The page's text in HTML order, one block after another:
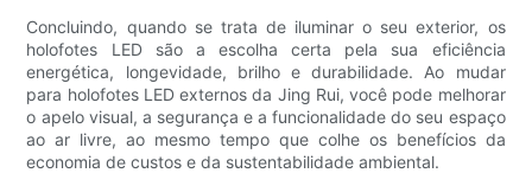
Concluindo, quando se trata de iluminar o seu exterior, os
holofotes LED são a escolha certa pela sua eficiência
energética, longevidade, brilho e durabilidade. Ao mudar
para holofotes LED externos da Jing Rui, você pode melhorar
o apelo visual, a segurança e a funcionalidade do seu espaço
ao ar livre, ao mesmo tempo que colhe os benefícios da
economia de custos e da sustentabilidade ambiental.